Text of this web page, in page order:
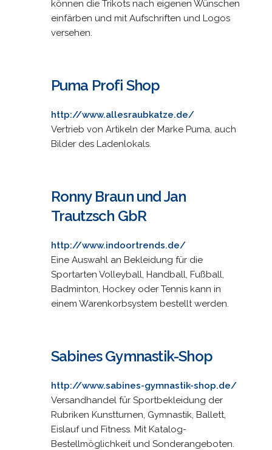
können die Trikots nach eigenen Wünschen
einfärben und mit Aufschriften und Logos
versehen.
Puma Profi Shop
http://www.allesraubkatze.de/
Vertrieb von Artikeln der Marke Puma, auch
Bilder des Ladenlokals.
Ronny Braun und Jan
Trautzsch GbR
http://www.indoortrends.de/
Eine Auswahl an Bekleidung für die
Sportarten Volleyball, Handball, Fußball,
Badminton, Hockey oder Tennis kann in
einem Warenkorbsystem bestellt werden.
Sabines Gymnastik-Shop
http://www.sabines-gymnastik-shop.de/
Versandhandel für Sportbekleidung der
Rubriken Kunstturnen, Gymnastik, Ballett,
Eislauf und Fitness. Mit Katalog-
Bestellmöglichkeit und Sonderangeboten.